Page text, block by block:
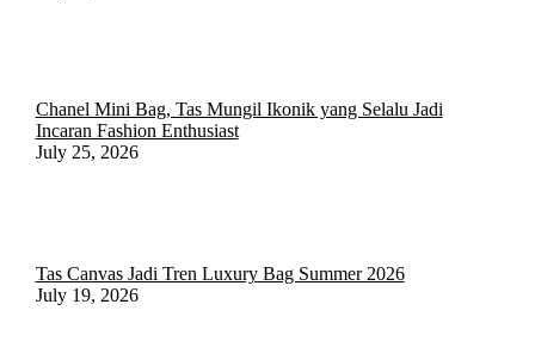
Chanel Mini Bag, Tas Mungil Ikonik yang Selalu Jadi
Incaran Fashion Enthusiast
July 25, 2026
Tas Canvas Jadi Tren Luxury Bag Summer 2026
July 19, 2026